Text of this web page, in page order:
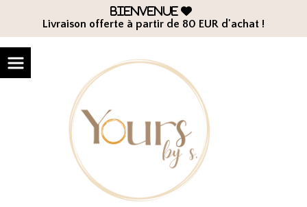
Bienvenue 
Livraison offerte à partir de 80 EUR d'achat !
Panneau de gestion des cookies